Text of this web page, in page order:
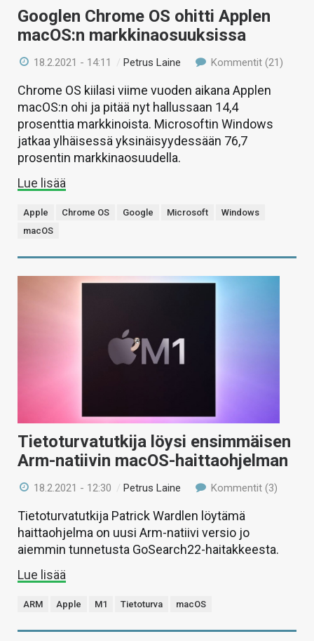
Googlen Chrome OS ohitti Applen
macOS:n markkinaosuuksissa
18.2.2021 - 14:11 /Petrus Laine Kommentit (21)
Chrome OS kiilasi viime vuoden aikana Applen
macOS:n ohi ja pitää nyt hallussaan 14,4
prosenttia markkinoista. Microsoftin Windows
jatkaa ylhäisessä yksinäisyydessään 76,7
prosentin markkinaosuudella.
Lue lisää
Apple Chrome OS Google Microsoft
Windows
macOS
Tietoturvatutkija löysi ensimmäisen
Arm-natiivin macOS-haittaohjelman
18.2.2021 - 12:30 / Petrus Laine Kommentit (3)
Tietoturvatutkija Patrick Wardlen löytämä
haittaohjelma on uusi Arm-natiivi versio jo
aiemmin tunnetusta GoSearch22-haitakkeesta.
Lue lisää
ARM Apple M1 Tietoturva macOS